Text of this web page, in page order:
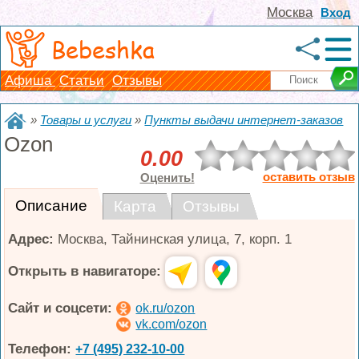
Вход
Москва
Bebeshka
Афиша Статьи Отзывы
» Товары и услуги »Пункты выдачи интернет-заказов
Ozon
0.00
Оценить! оставить отзыв
Описание Карта Отзывы
Адрес: Москва,Тайнинская улица, 7, корп. 1
Открыть в навигаторе:
Сайт и соцсети:
ok.ru/ozon
vk.com/ozon
Телефон: +7 (495) 232-10-00